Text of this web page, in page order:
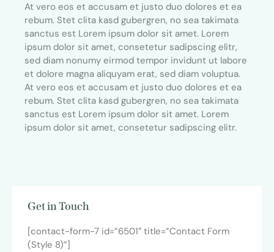
At vero eos et accusam et justo duo dolores et ea
rebum. Stet clita kasd gubergren, no sea takimata
sanctus est Lorem ipsum dolor sit amet. Lorem
ipsum dolor sit amet, consetetur sadipscing elitr,
sed diam nonumy eirmod tempor invidunt ut labore
et dolore magna aliquyam erat, sed diam voluptua.
At vero eos et accusam et justo duo dolores et ea
rebum. Stet clita kasd gubergren, no sea takimata
sanctus est Lorem ipsum dolor sit amet. Lorem
ipsum dolor sit amet, consetetur sadipscing elitr.
Get in Touch
[contact-form-7 id=”6501″ title=”Contact Form
(Style 8)”]